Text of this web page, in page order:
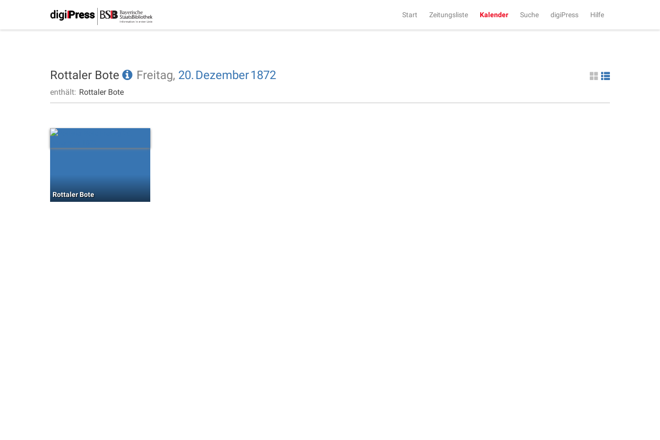
Start Zeitungsliste Kalender Suche digiPress Hilfe
Rottaler Bote Freitag, 20. Dezember1872
enthält: Rottaler Bote
Rottaler Bote